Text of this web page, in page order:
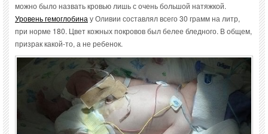
можно было назвать кровью лишь с очень большой натяжкой.
Уровень гемоглобина у Оливии составлял всего 30 грамм на литр,
при норме 180. Цвет кожных покровов был белее бледного. В общем,
призрак какой-то, а не ребенок.